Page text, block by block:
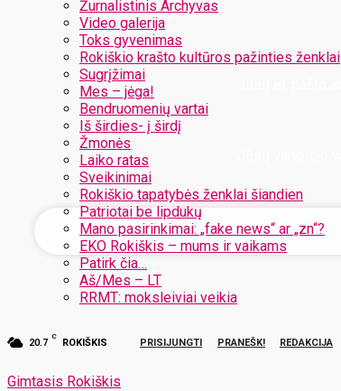
Žurnalistinis Archyvas
Video galerija
Toks gyvenimas
Rokiškio krašto kultūros pažinties ženklai
Sugrįžimai
Mes – jėga!
Bendruomenių vartai
Iš širdies- į širdį
Žmonės
Laiko ratas
Sveikinimai
Rokiškio tapatybės ženklai šiandien
Patriotai be lipdukų
Mano pasirinkimai: „fake news“ ar „zn“?
EKO Rokiškis – mums ir vaikams
Patirk čia…
Aš/Mes – LT
RRMT: moksleiviai veikia
20.7
C
ROKIŠKIS PRISIJUNGTI PRANEŠK! REDAKCIJA
Gimtasis Rokiškis